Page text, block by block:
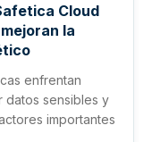
Cloud
la
enfrentan
datos sensibles y
importantes